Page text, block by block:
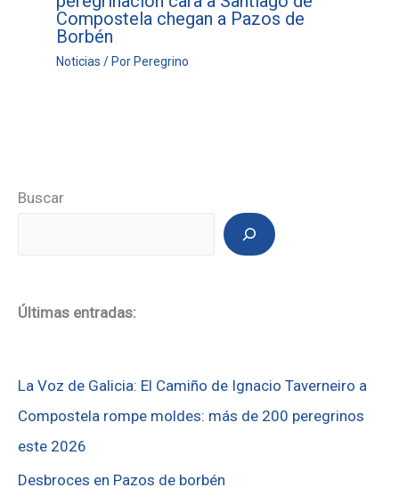
Compostela chegan a Pazos de
Borbén
Noticias / Por Peregrino
Buscar
Últimas entradas:
La Voz de Galicia: El Camiño de Ignacio Taverneiro a
Compostela rompe moldes: más de 200 peregrinos
este 2026
Desbroces en Pazos de borbén